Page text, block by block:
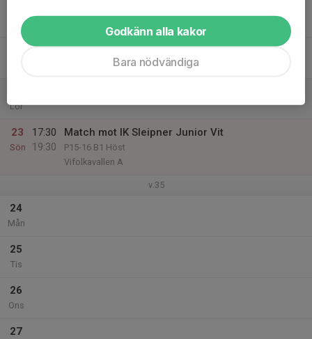
Tor
Lör
23
Sön
17:30
19:30
Match mot IK Sleipner Junior Vit
P15-16 B1 Höst
Vifolkavallen A
v.35
24
Mån
25
Tis
26
Ons
27
Godkänn alla kakor
Bara nödvändiga